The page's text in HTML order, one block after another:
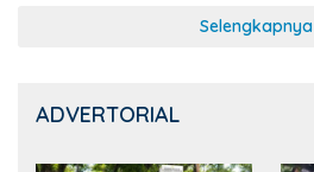
Selengkapnya
ADVERTORIAL